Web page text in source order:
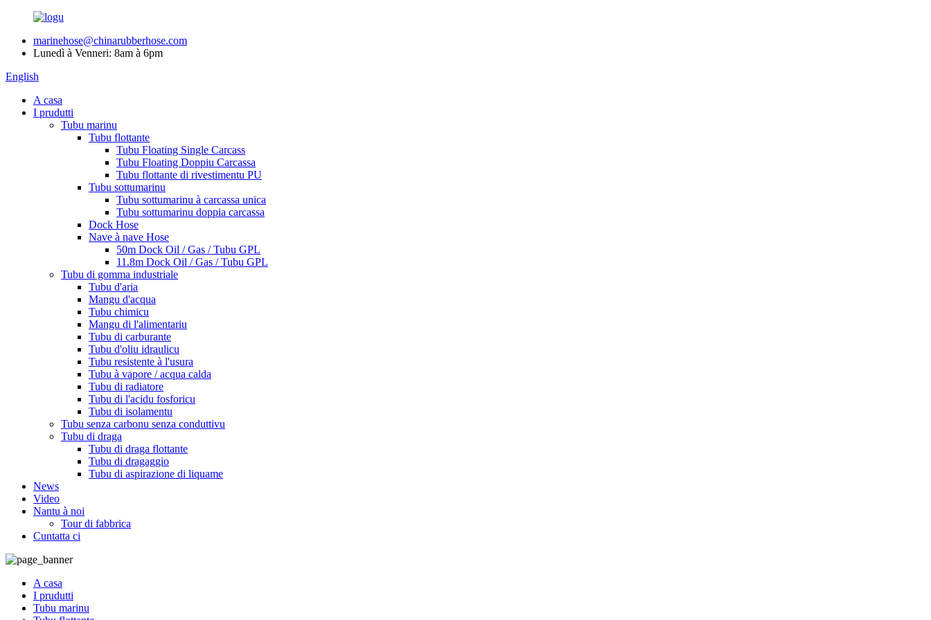
marinehose@chinarubberhose.com
Lunedì à Venneri: 8am à 6pm
English
A casa
I prudutti
Tubu marinu
Tubu flottante
Tubu Floating Single Carcass
Tubu Floating Doppiu Carcassa
Tubu flottante di rivestimentu PU
Tubu sottumarinu
Tubu sottumarinu à carcassa unica
Tubu sottumarinu doppia carcassa
Dock Hose
Nave à nave Hose
50m Dock Oil / Gas / Tubu GPL
11.8m Dock Oil / Gas / Tubu GPL
Tubu di gomma industriale
Tubu d'aria
Mangu d'acqua
Tubu chimicu
Mangu di l'alimentariu
Tubu di carburante
Tubu d'oliu idraulicu
Tubu resistente à l'usura
Tubu à vapore / acqua calda
Tubu di radiatore
Tubu di l'acidu fosforicu
Tubu di isolamentu
Tubu senza carbonu senza conduttivu
Tubu di draga
Tubu di draga flottante
Tubu di dragaggio
Tubu di aspirazione di liquame
News
Video
Nantu à noi
Tour di fabbrica
Cuntatta ci
A casa
I prudutti
Tubu marinu